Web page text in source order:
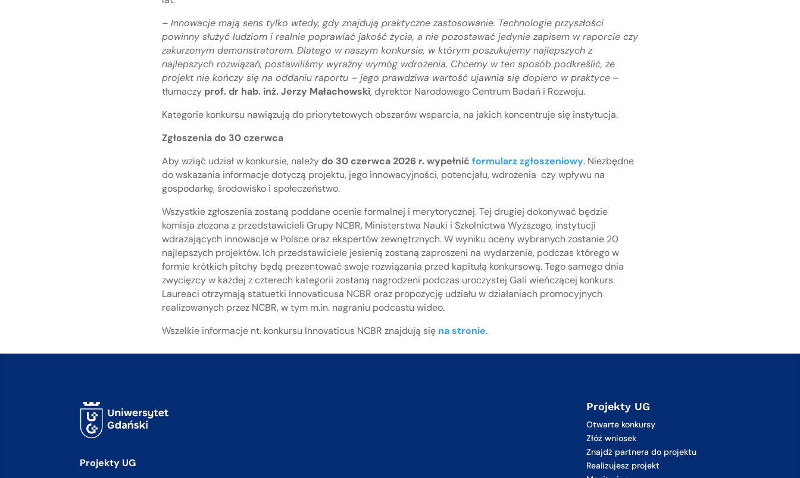
– Innowacje mają sens tylko wtedy, gdy znajdują praktyczne zastosowanie. Technologie przyszłości
powinny służyć ludziom i realnie poprawiać jakość życia, a nie pozostawać jedynie zapisem w raporcie czy
zakurzonym demonstratorem. Dlatego w naszym konkursie, w którym poszukujemy najlepszych z
najlepszych rozwiązań, postawiliśmy wyraźny wymóg wdrożenia. Chcemy w ten sposób podkreślić, że
projekt nie kończy się na oddaniu raportu – jego prawdziwa wartość ujawnia się dopiero w praktyce –
tłumaczy prof. dr hab. inż. Jerzy Małachowski, dyrektor Narodowego Centrum Badań i Rozwoju.
Kategorie konkursu nawiązują do priorytetowych obszarów wsparcia, na jakich koncentruje się instytucja.
Zgłoszenia do 30 czerwca
Aby wziąć udział w konkursie, należy do 30 czerwca 2026 r. wypełnić formularz zgłoszeniowy. Niezbędne
do wskazania informacje dotyczą projektu, jego innowacyjności, potencjału, wdrożenia czy wpływu na
gospodarkę, środowisko i społeczeństwo.
Wszystkie zgłoszenia zostaną poddane ocenie formalnej i merytorycznej. Tej drugiej dokonywać będzie
komisja złożona z przedstawicieli Grupy NCBR, Ministerstwa Nauki i Szkolnictwa Wyższego, instytucji
wdrażających innowacje w Polsce oraz ekspertów zewnętrznych. W wyniku oceny wybranych zostanie 20
najlepszych projektów. Ich przedstawiciele jesienią zostaną zaproszeni na wydarzenie, podczas którego w
formie krótkich pitchy będą prezentować swoje rozwiązania przed kapitułą konkursową. Tego samego dnia
zwycięzcy w każdej z czterech kategorii zostaną nagrodzeni podczas uroczystej Gali wieńczącej konkurs.
Laureaci otrzymają statuetki Innovaticusa NCBR oraz propozycję udziału w działaniach promocyjnych
realizowanych przez NCBR, w tym m.in. nagraniu podcastu wideo.
Wszelkie informacje nt. konkursu Innovaticus NCBR znajdują się na stronie.
Projekty UG
Projekty UG
Otwarte konkursy
Złóż wniosek
Znajdź partnera do projektu
Realizujesz projekt